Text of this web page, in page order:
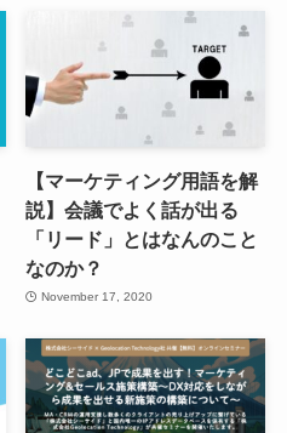
【マーケティング用語を解
説】会議でよく話が出る
「リード」とはなんのこと
なのか？
November 17, 2020